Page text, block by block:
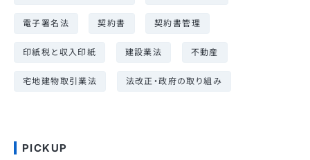
電子署名法 契約書 契約書管理
印紙税と収入印紙 建設業法 不動産
宅地建物取引業法 法改正・政府の取り組み
PICKUP